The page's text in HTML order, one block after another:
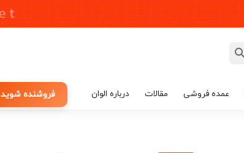
عمده فروشی مقالات درباره الوان فروشنده شوید